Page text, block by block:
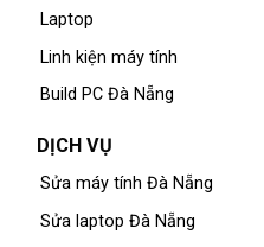
Laptop
Linh kiện máy tính
Build PC Đà Nẵng
DỊCH VỤ
Sửa máy tính Đà Nẵng
Sửa laptop Đà Nẵng